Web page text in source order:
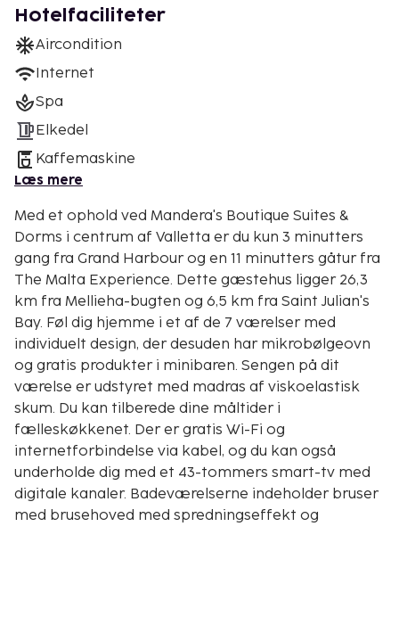
Hotelfaciliteter
Aircondition
Internet
Spa
Elkedel
Kaffemaskine
Læs mere
Med et ophold ved Mandera's Boutique Suites &
Dorms i centrum af Valletta er du kun 3 minutters
gang fra Grand Harbour og en 11 minutters gåtur fra
The Malta Experience. Dette gæstehus ligger 26,3
km fra Mellieha-bugten og 6,5 km fra Saint Julian's
Bay. Føl dig hjemme i et af de 7 værelser med
individuelt design, der desuden har mikrobølgeovn
og gratis produkter i minibaren. Sengen på dit
værelse er udstyret med madras af viskoelastisk
skum. Du kan tilberede dine måltider i
fælleskøkkenet. Der er gratis Wi-Fi og
internetforbindelse via kabel, og du kan også
underholde dig med et 43-tommers smart-tv med
digitale kanaler. Badeværelserne indeholder bruser
med brusehoved med spredningseffekt og